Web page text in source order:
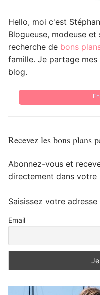
Hello, moi c'est
Blogueuse, modeuse
recherche de bons
famille. Je partage
blog.
Recevez les bons plans
Abonnez-vous et
directement dans votre
Saisissez votre
Email